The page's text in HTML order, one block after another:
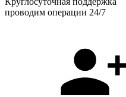
проводим операции 24/7